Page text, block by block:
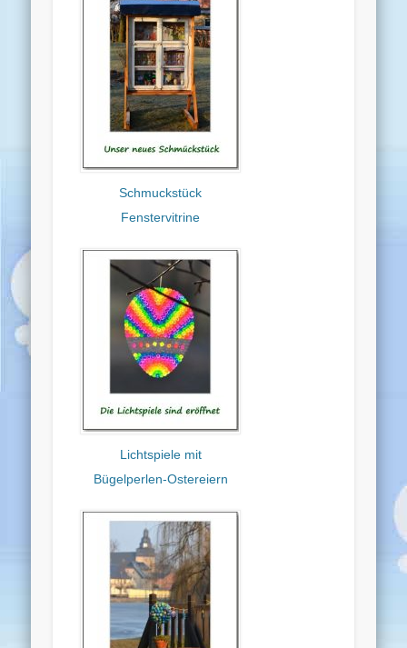
Schmuckstück
Fenstervitrine
Lichtspiele mit
Bügelperlen-Ostereiern